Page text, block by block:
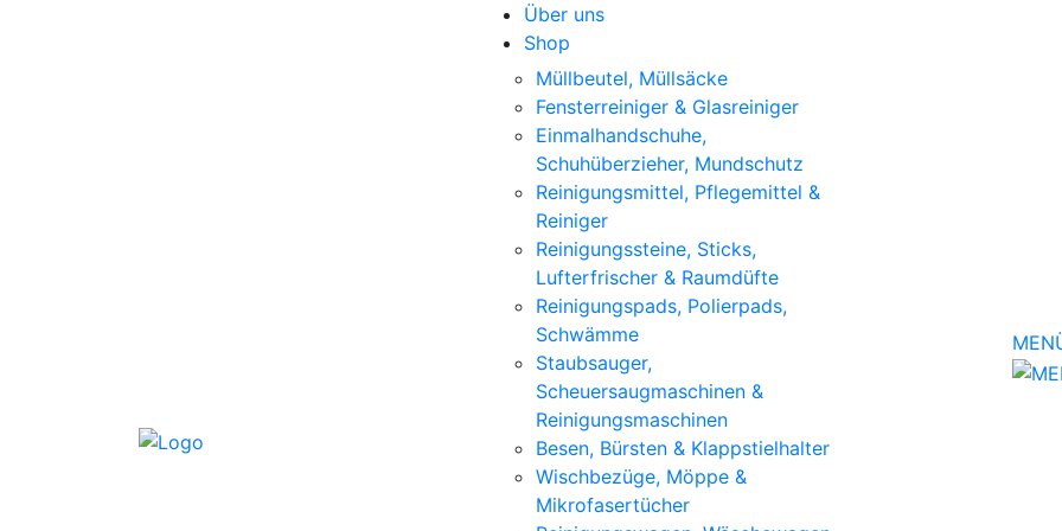
Über uns
Shop
Müllbeutel, Müllsäcke
Fensterreiniger & Glasreiniger
Einmalhandschuhe,
Schuhüberzieher, Mundschutz
Reinigungsmittel, Pflegemittel &
Reiniger
Reinigungssteine, Sticks,
Lufterfrischer & Raumdüfte
Reinigungspads, Polierpads,
Schwämme
Staubsauger,
Scheuersaugmaschinen &
Reinigungsmaschinen
Besen, Bürsten & Klappstielhalter
Wischbezüge, Möppe &
Mikrofasertücher